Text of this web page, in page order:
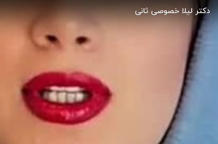
دکتر لیلا خصوصی ثانی